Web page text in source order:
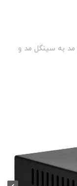
مالتی مد به سینگل مد و